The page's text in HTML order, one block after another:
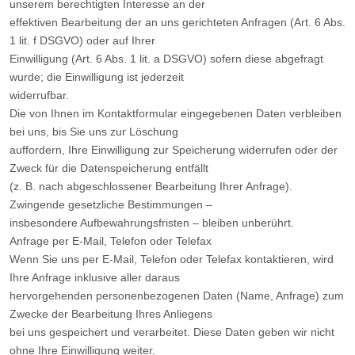
unserem berechtigten Interesse an der
effektiven Bearbeitung der an uns gerichteten Anfragen (Art. 6 Abs.
1 lit. f DSGVO) oder auf Ihrer
Einwilligung (Art. 6 Abs. 1 lit. a DSGVO) sofern diese abgefragt
wurde; die Einwilligung ist jederzeit
widerrufbar.
Die von Ihnen im Kontaktformular eingegebenen Daten verbleiben
bei uns, bis Sie uns zur Löschung
auffordern, Ihre Einwilligung zur Speicherung widerrufen oder der
Zweck für die Datenspeicherung entfällt
(z. B. nach abgeschlossener Bearbeitung Ihrer Anfrage).
Zwingende gesetzliche Bestimmungen –
insbesondere Aufbewahrungsfristen – bleiben unberührt.
Anfrage per E-Mail, Telefon oder Telefax
Wenn Sie uns per E-Mail, Telefon oder Telefax kontaktieren, wird
Ihre Anfrage inklusive aller daraus
hervorgehenden personenbezogenen Daten (Name, Anfrage) zum
Zwecke der Bearbeitung Ihres Anliegens
bei uns gespeichert und verarbeitet. Diese Daten geben wir nicht
ohne Ihre Einwilligung weiter.